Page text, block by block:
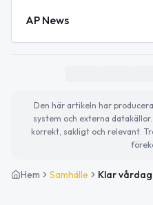
AP News
Den här artikeln har
system och externa
korrekt, sakligt och relevant.
Hem Samhälle